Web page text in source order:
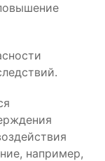
например,